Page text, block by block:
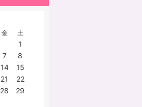
金 土
1
7
8
14
15
21
22
28
29